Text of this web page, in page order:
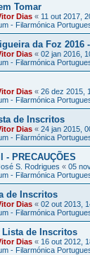
Tomar
Dias « 11 out 2017,
- Filarmónica
da Foz 2016
Dias « 02 jan 2016,
- Filarmónica
Dias « 26 dez 2015,
- Filarmónica
de Inscritos
Dias « 24 jan 2015,
- Filarmónica
PRECAUÇÕES
S. Rodrigues « 05
- Filarmónica
de Inscritos
Dias « 02 out 2013,
- Filarmónica
Lista de Inscritos
Dias « 16 out 2012,
- Filarmónica